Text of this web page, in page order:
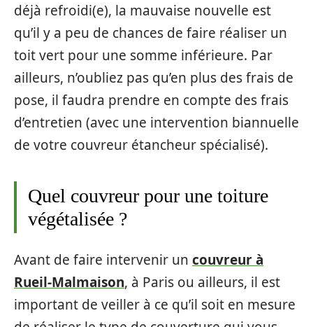
déjà refroidi(e), la mauvaise nouvelle est
qu’il y a peu de chances de faire réaliser un
toit vert pour une somme inférieure. Par
ailleurs, n’oubliez pas qu’en plus des frais de
pose, il faudra prendre en compte des frais
d’entretien (avec une intervention biannuelle
de votre couvreur étancheur spécialisé).
Quel couvreur pour une toiture
végétalisée ?
Avant de faire intervenir un couvreur à
Rueil-Malmaison, à Paris ou ailleurs, il est
important de veiller à ce qu’il soit en mesure